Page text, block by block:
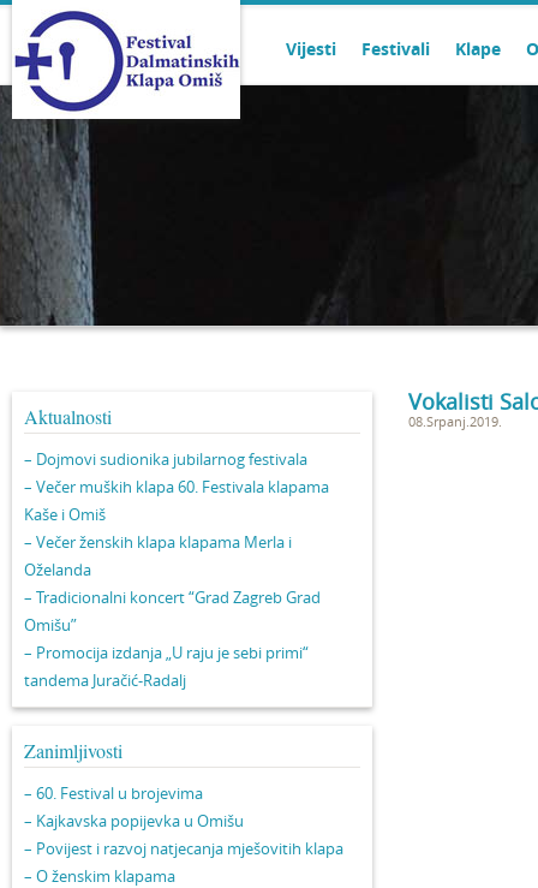
Vijesti Festivali Klape
Aktualnosti
– Dojmovi sudionika jubilarnog festivala
– Večer muških klapa 60. Festivala klapama
Kaše i Omiš
– Večer ženskih klapa klapama Merla i
Oželanda
– Tradicionalni koncert “Grad Zagreb Grad
Omišu”
– Promocija izdanja „U raju je sebi primi“
tandema Juračić-Radalj
Zanimljivosti
– 60. Festival u brojevima
– Kajkavska popijevka u Omišu
– Povijest i razvoj natjecanja mješovitih klapa
– O ženskim klapama
Vokalisti
08.Srpanj.2019.